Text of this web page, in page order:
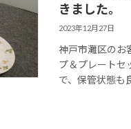
きました。
2023年12月27日
神戸市灘区のお
プ＆プレートセ
で、保管状態も